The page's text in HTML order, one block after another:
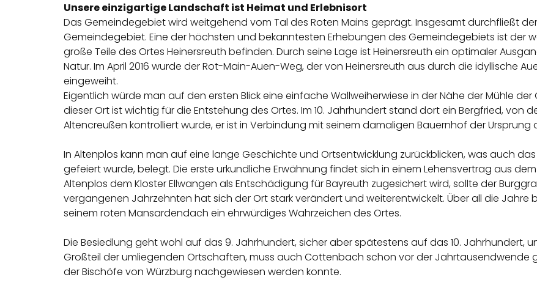
Unsere einzigartige Landschaft ist Heimat und Erlebnisort
Das Gemeindegebiet wird weitgehend vom Tal des Roten Mains geprägt. Insgesamt durchfließt
Gemeindegebiet. Eine der höchsten und bekanntesten Erhebungen des Gemeindegebiets ist der
große Teile des Ortes Heinersreuth befinden. Durch seine Lage ist Heinersreuth ein optimaler
Natur. Im April 2016 wurde der Rot-Main-Auen-Weg, der von Heinersreuth aus durch die idyllische
eingeweiht.
Eigentlich würde man auf den ersten Blick eine einfache Wallweiherwiese in der Nähe der Mühle
dieser Ort ist wichtig für die Entstehung des Ortes. Im 10. Jahrhundert stand dort ein Bergfried, von
Altencreußen kontrolliert wurde, er ist in Verbindung mit seinem damaligen Bauernhof der Ursprung
In Altenplos kann man auf eine lange Geschichte und Ortsentwicklung zurückblicken, was auch
gefeiert wurde, belegt. Die erste urkundliche Erwähnung findet sich in einem Lehensvertrag aus
Altenplos dem Kloster Ellwangen als Entschädigung für Bayreuth zugesichert wird, sollte der
vergangenen Jahrzehnten hat sich der Ort stark verändert und weiterentwickelt. Über all die Jahre
seinem roten Mansardendach ein ehrwürdiges Wahrzeichen des Ortes.
Die Besiedlung geht wohl auf das 9. Jahrhundert, sicher aber spätestens auf das 10. Jahrhundert,
Großteil der umliegenden Ortschaften, muss auch Cottenbach schon vor der Jahrtausendwende
der Bischöfe von Würzburg nachgewiesen werden konnte.